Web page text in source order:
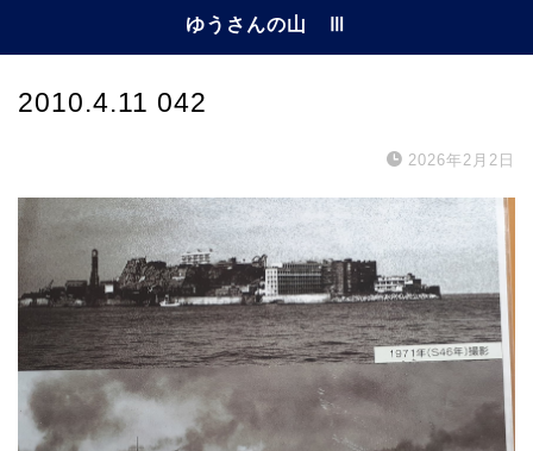
ゆうさんの山 Ⅲ
2010.4.11 042
2026年2月2日